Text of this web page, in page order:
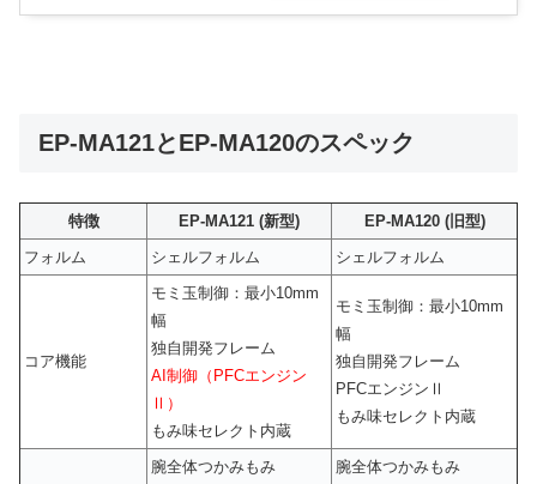
EP-MA121とEP-MA120のスペック
特徴 EP-MA121 (新型)
EP-MA120 (旧型)
フォルム
シェルフォルム シェルフォルム
コア機能
モミ玉制御：最小10mm
幅
独自開発フレーム
AI制御（PFCエンジン
Ⅱ）
もみ味セレクト内蔵
モミ玉制御：最小10mm
幅
独自開発フレーム
PFCエンジンⅡ
もみ味セレクト内蔵
腕全体つかみもみ
腕全体つかみもみ